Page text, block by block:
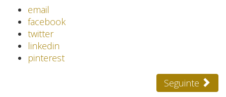
email
facebook
twitter
linkedin
pinterest
Seguinte